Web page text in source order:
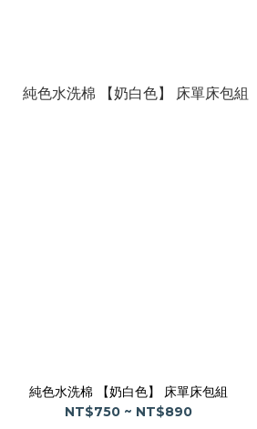
純色水洗棉 【奶白色】 床單床包組
NT$750 ~ NT$890